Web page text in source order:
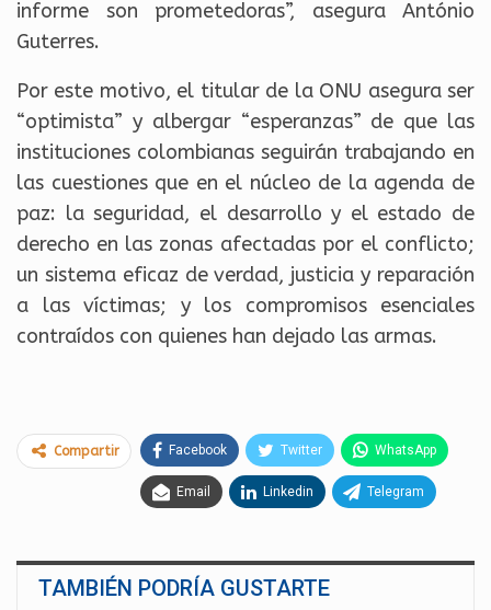
informe son prometedoras”, asegura António
Guterres.
Por este motivo, el titular de la ONU asegura ser
“optimista” y albergar “esperanzas” de que las
instituciones colombianas seguirán trabajando en
las cuestiones que en el núcleo de la agenda de
paz: la seguridad, el desarrollo y el estado de
derecho en las zonas afectadas por el conflicto;
un sistema eficaz de verdad, justicia y reparación
a las víctimas; y los compromisos esenciales
contraídos con quienes han dejado las armas.
Compartir Facebook Twitter WhatsApp
Email Linkedin Telegram
TAMBIÉN PODRÍA GUSTARTE